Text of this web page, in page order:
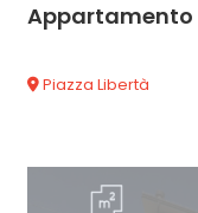
Appartamento
Piazza Libertà